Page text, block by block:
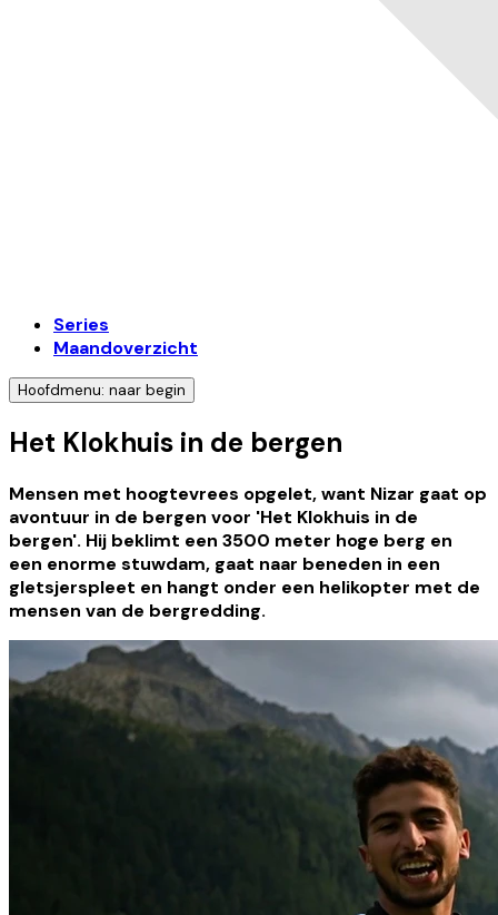
Series
Maandoverzicht
Hoofdmenu: naar begin
Het Klokhuis in de bergen
Mensen met hoogtevrees opgelet, want Nizar gaat op
avontuur in de bergen voor 'Het Klokhuis in de
bergen'. Hij beklimt een 3500 meter hoge berg en
een enorme stuwdam, gaat naar beneden in een
gletsjerspleet en hangt onder een helikopter met de
mensen van de bergredding.